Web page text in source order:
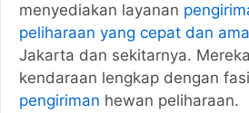
menyediakan layanan
peliharaan yang cepat dan
Jakarta dan sekitarnya.
kendaraan lengkap dengan
pengiriman hewan peliharaan.